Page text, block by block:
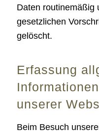
Daten routinemäßig
gesetzlichen
gelöscht.
Erfassung
unserer
Beim Besuch